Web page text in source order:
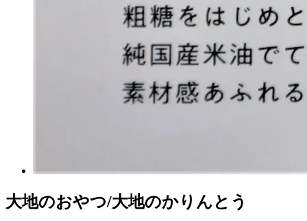
大地のおやつ/大地のかりんとう